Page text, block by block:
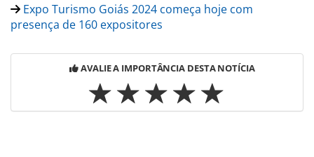
Expo Turismo Goiás 2024 começa hoje com
presença de 160 expositores
AVALIE A IMPORTÂNCIA DESTA NOTÍCIA